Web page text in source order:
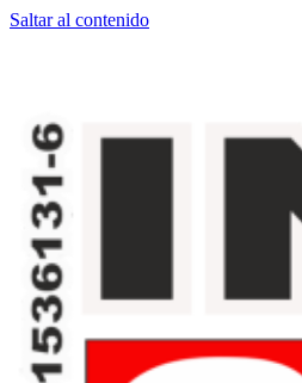
Saltar al contenido